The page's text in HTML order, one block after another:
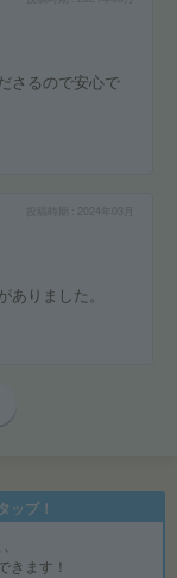
さるので安心で
2024年03月
りました。
ップ！
きます！